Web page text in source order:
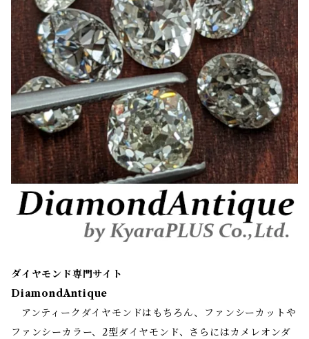
ダイヤモンド専門サイト
DiamondAntique
アンティークダイヤモンドはもちろん、ファンシーカットや
ファンシーカラー、2型ダイヤモンド、さらにはカメレオンダ